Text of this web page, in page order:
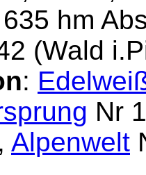
635 hm
(Wald
:
Nr
, Alpenwelt